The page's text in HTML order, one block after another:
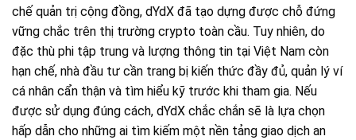
chế quản trị cộng đồng, dYdX đã tạo dựng được chỗ đứng
vững chắc trên thị trường crypto toàn cầu. Tuy nhiên, do
đặc thù phi tập trung và lượng thông tin tại Việt Nam còn
hạn chế, nhà đầu tư cần trang bị kiến thức đầy đủ, quản lý ví
cá nhân cẩn thận và tìm hiểu kỹ trước khi tham gia. Nếu
được sử dụng đúng cách, dYdX chắc chắn sẽ là lựa chọn
hấp dẫn cho những ai tìm kiếm một nền tảng giao dịch an